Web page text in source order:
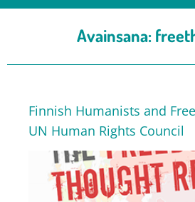
Avainsana:
Finnish Humanists and
UN Human Rights Council